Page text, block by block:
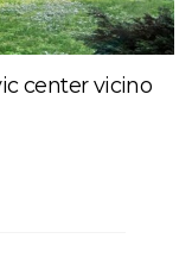
center vicino